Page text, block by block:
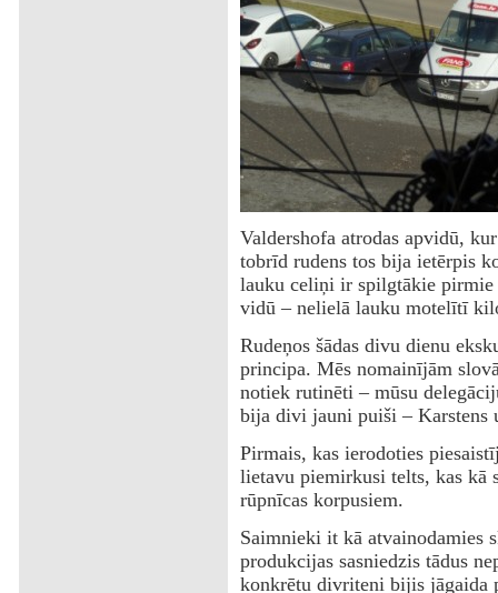
Valdershofa atrodas apvidū,
tobrīd rudens tos bija ietērpis
lauku celiņi ir spilgtākie pirmie
vidū – nelielā lauku motelītī
Rudeņos šādas divu dienu
principa. Mēs nomainījām
notiek rutinēti – mūsu
bija divi jauni puiši – Karstens
Pirmais, kas ierodoties
lietavu piemirkusi telts, kas kā
rūpnīcas korpusiem.
Saimnieki it kā atvainodamies
produkcijas sasniedzis tādus
konkrētu divriteni bijis jāgaida